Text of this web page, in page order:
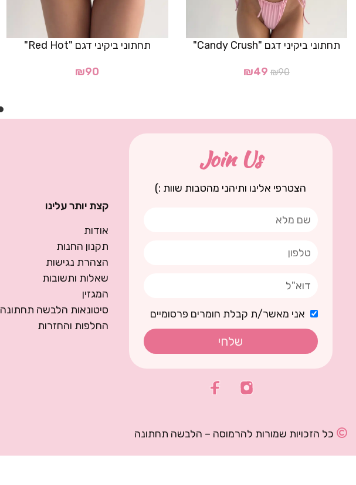
תחתוני ביקיני דגם "Candy Crush"
₪90
₪49
תחתוני ביקיני דגם "Red Hot"
₪90
Join Us
הצטרפי אלינו ותיהני מהטבות שוות :)
אני מאשר/ת קבלת חומרים פרסומיים
שלחי
קצת יותר עלינו
אודות
תקנון החנות
הצהרת נגישות
שאלות ותשובות
המגזין
סיטונאות הלבשה תחתונה
החלפות והחזרות
כל הזכויות שמורות להרמוסה – הלבשה תחתונה